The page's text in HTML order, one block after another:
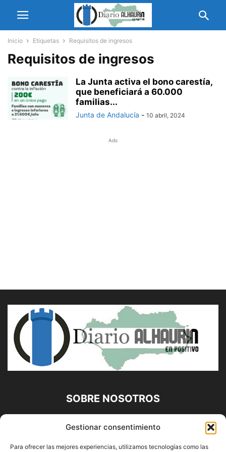
Gestionar consentimiento
Para ofrecer las mejores experiencias, utilizamos tecnologías como las
Inicio Etiquetas Requisitos de ingresos
Requisitos de ingresos
La Junta activa el bono carestía,
que beneficiará a 60.000
familias...
Junta de Andalucía - 10 abril, 2024
Ads
SOBRE NOSOTROS
Diario Alhaurín (www.alhaurindelatorre.com) Propiedad de
Francisco E. López López | 639 95 71 95 | Noticias de
Alhaurín de la Torre, Málaga y Provincia|